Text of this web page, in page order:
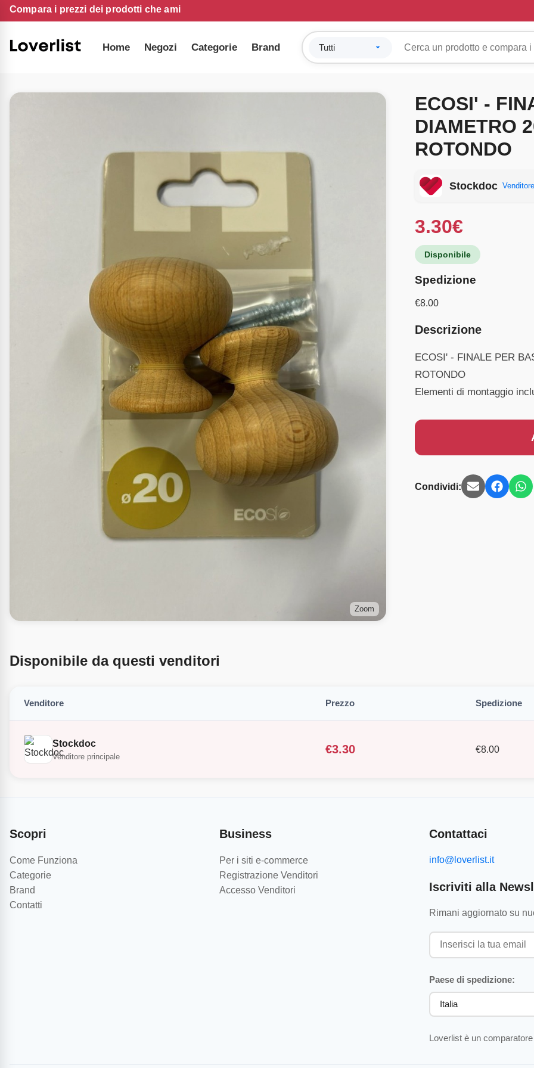
Compara i prezzi dei prodotti che ami
Home Negozi Categorie Brand
Zoom
ECOSI' -
DIAMETRO
ROTONDO
Stockdoc
3.30€
Disponibile
Spedizione
€8.00
Descrizione
ECOSI' - FINALE PER
ROTONDO
Elementi di montaggio
Condividi:
Disponibile da questi venditori
Venditore Prezzo Spedizione
Stockdoc
Venditore principale
€3.30 €8.00
Scopri
Come Funziona
Categorie
Brand
Contatti
Business
Per i siti e-commerce
Registrazione Venditori
Accesso Venditori
Contattaci
info@loverlist.it
Iscriviti alla
Rimani aggiornato su
Paese di spedizione:
Loverlist è un